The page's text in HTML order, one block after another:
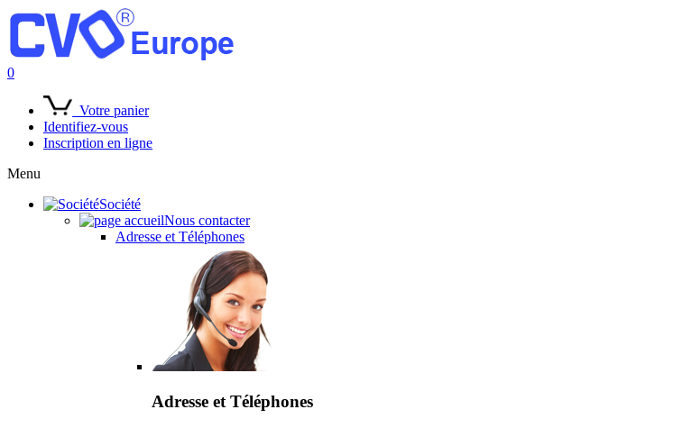
0
Votre panier
Identifiez-vous
Inscription en ligne
Menu
Société
Nous contacter
Adresse et Téléphones
Adresse et Téléphones